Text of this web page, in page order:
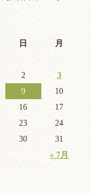
日 月
« 7月
2
3
9
10
16
17
23
24
30
31